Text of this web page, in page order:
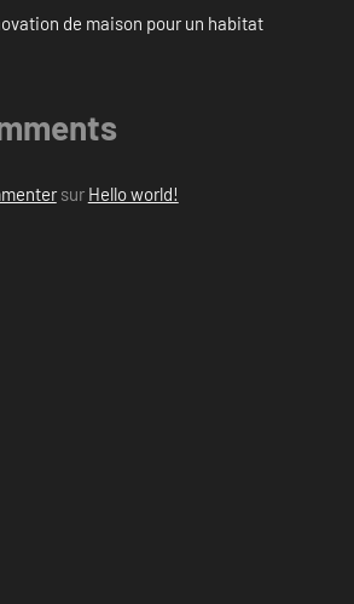
de maison pour un habitat
sur Hello world!